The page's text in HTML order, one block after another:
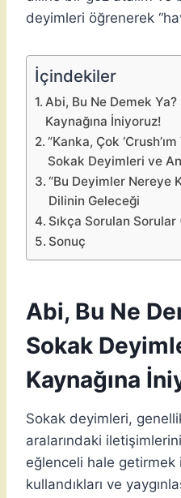
deyimleri öğrenerek
İçindekiler
Abi, Bu Ne Demek
Kaynağına İniyoruz!
“Kanka, Çok
Sokak Deyimleri ve
“Bu Deyimler Nereye
Dilinin Geleceği
Sıkça Sorulan Sorular
Sonuç
Abi, Bu Ne
Sokak
Kaynağına
Sokak deyimleri,
aralarındaki
eğlenceli hale getirmek
kullandıkları ve